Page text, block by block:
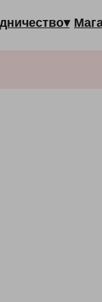
Магазины▾